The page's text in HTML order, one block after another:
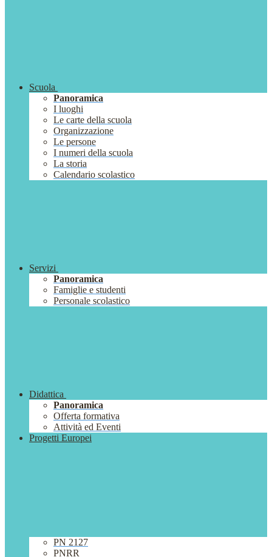
Scuola
Panoramica
I luoghi
Le carte della scuola
Organizzazione
Le persone
I numeri della scuola
La storia
Calendario scolastico
Servizi
Panoramica
Famiglie e studenti
Personale scolastico
Didattica
Panoramica
Offerta formativa
Attività ed Eventi
Progetti Europei
PN 2127
PNRR